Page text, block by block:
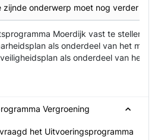
zijnde onderwerp moet nog verder
Moerdijk vast te stellen
als onderdeel van het
als onderdeel van het
Vergroening
het Uitvoeringsprogramma